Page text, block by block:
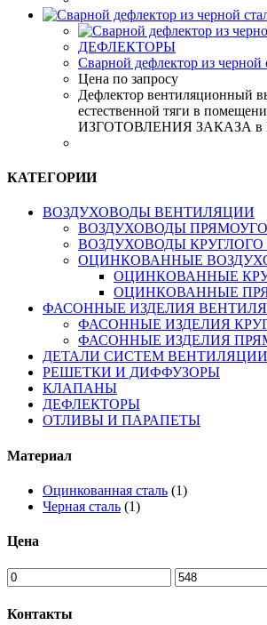
ДЕФЛЕКТОРЫ
Сварной дефлектор из черной
Цена по запросу
Дефлектор вентиляционный
естественной тяги в
ИЗГОТОВЛЕНИЯ ЗАКАЗА в
КАТЕГОРИИ
ВОЗДУХОВОДЫ ВЕНТИЛЯЦИИ
ВОЗДУХОВОДЫ
ВОЗДУХОВОДЫ
ОЦИНКОВАННЫЕ
ОЦИНКОВАННЫЕ
ОЦИНКОВАННЫЕ
ФАСОННЫЕ ИЗДЕЛИЯ
ФАСОННЫЕ ИЗДЕЛИЯ
ФАСОННЫЕ ИЗДЕЛИЯ
ДЕТАЛИ СИСТЕМ ВЕНТИЛЯЦИИ
РЕШЕТКИ И ДИФФУЗОРЫ
КЛАПАНЫ
ДЕФЛЕКТОРЫ
ОТЛИВЫ И ПАРАПЕТЫ
Материал
Оцинкованная сталь (1)
Черная сталь (1)
Цена
Контакты